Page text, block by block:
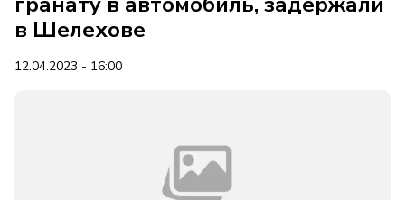
в Шелехове
12.04.2023 - 16:00